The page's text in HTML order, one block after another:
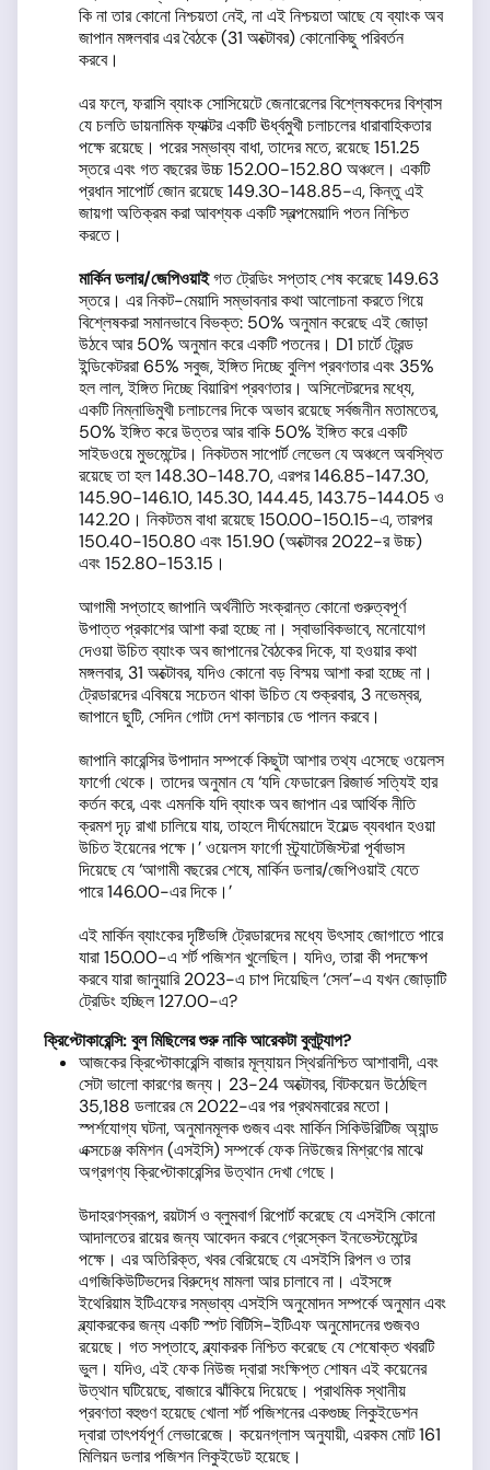
কি না তার কোনো নিশ্চয়তা নেই, না এই নিশ্চয়তা আছে যে ব্যাংক অব
জাপান মঙ্গলবার এর বৈঠকে (31 অক্টোবর) কোনোকিছু পরিবর্তন
করবে।
এর ফলে, ফরাসি ব্যাংক সোসিয়েটে জেনারেলের বিশ্লেষকদের বিশ্বাস
যে চলতি ডায়নামিক ফ্যাক্টর একটি ঊর্ধ্বমুখী চলাচলের ধারাবাহিকতার
পক্ষে রয়েছে। পরের সম্ভাব্য বাধা, তাদের মতে, রয়েছে 151.25
স্তরে এবং গত বছরের উচ্চ 152.00-152.80 অঞ্চলে। একটি
প্রধান সাপোর্ট জোন রয়েছে 149.30-148.85-এ, কিন্তু এই
জায়গা অতিক্রম করা আবশ্যক একটি স্বল্পমেয়াদি পতন নিশ্চিত
করতে।
মার্কিন ডলার/জেপিওয়াইগত ট্রেডিং সপ্তাহ শেষ করেছে 149.63
স্তরে। এর নিকট-মেয়াদি সম্ভাবনার কথা আলোচনা করতে গিয়ে
বিশ্লেষকরা সমানভাবে বিভক্ত: 50% অনুমান করেছে এই জোড়া
উঠবে আর 50% অনুমান করে একটি পতনের। D1 চার্টে ট্রেন্ড
ইন্ডিকেটররা 65% সবুজ, ইঙ্গিত দিচ্ছে বুলিশ প্রবণতার এবং 35%
হল লাল, ইঙ্গিত দিচ্ছে বিয়ারিশ প্রবণতার। অসিলেটরদের মধ্যে,
একটি নিম্নাভিমুখী চলাচলের দিকে অভাব রয়েছে সর্বজনীন মতামতের,
50% ইঙ্গিত করে উত্তর আর বাকি 50% ইঙ্গিত করে একটি
সাইডওয়ে মুভমেন্টের। নিকটতম সাপোর্ট লেভেল যে অঞ্চলে অবস্থিত
রয়েছে তা হল 148.30-148.70, এরপর 146.85-147.30,
145.90-146.10, 145.30, 144.45, 143.75-144.05 ও
142.20। নিকটতম বাধা রয়েছে 150.00-150.15-এ, তারপর
150.40-150.80 এবং 151.90 (অক্টোবর 2022-র উচ্চ)
এবং 152.80-153.15।
আগামী সপ্তাহে জাপানি অর্থনীতি সংক্রান্ত কোনো গুরুত্বপূর্ণ
উপাত্ত প্রকাশের আশা করা হচ্ছে না। স্বাভাবিকভাবে, মনোযোগ
দেওয়া উচিত ব্যাংক অব জাপানের বৈঠকের দিকে, যা হওয়ার কথা
মঙ্গলবার, 31 অক্টোবর, যদিও কোনো বড় বিস্ময় আশা করা হচ্ছে না।
ট্রেডারদের এবিষয়ে সচেতন থাকা উচিত যে শুক্রবার, 3 নভেম্বর,
জাপানে ছুটি, সেদিন গোটা দেশ কালচার ডে পালন করবে।
জাপানি কারেন্সির উপাদান সম্পর্কে কিছুটা আশার তথ্য এসেছে ওয়েলস
ফার্গো থেকে। তাদের অনুমান যে ‘যদি ফেডারেল রিজার্ভ সত্যিই হার
কর্তন করে, এবং এমনকি যদি ব্যাংক অব জাপান এর আর্থিক নীতি
ক্রমশ দৃঢ় রাখা চালিয়ে যায়, তাহলে দীর্ঘমেয়াদে ইয়েল্ড ব্যবধান হওয়া
উচিত ইয়েনের পক্ষে।’ ওয়েলস ফার্গো স্ট্র্যাটেজিস্টরা পূর্বাভাস
দিয়েছে যে ‘আগামী বছরের শেষে, মার্কিন ডলার/জেপিওয়াই যেতে
পারে 146.00-এর দিকে।’
এই মার্কিন ব্যাংকের দৃষ্টিভঙ্গি ট্রেডারদের মধ্যে উৎসাহ জোগাতে পারে
যারা 150.00-এ শর্ট পজিশন খুলেছিল। যদিও, তারা কী পদক্ষেপ
করবে যারা জানুয়ারি 2023-এ চাপ দিয়েছিল ‘সেল’-এ যখন জোড়াটি
ট্রেডিং হচ্ছিল 127.00-এ?
ক্রিপ্টোকারেন্সি:বুল মিছিলের শুরু নাকি আরেকটা বুলট্র্যাপ?
আজকের ক্রিপ্টোকারেন্সি বাজার মূল্যায়ন স্থিরনিশ্চিত আশাবাদী, এবং
সেটা ভালো কারণের জন্য। 23-24 অক্টোবর, বিটকয়েন উঠেছিল
35,188 ডলারের মে 2022-এর পর প্রথমবারের মতো।
স্পর্শযোগ্য ঘটনা, অনুমানমূলক গুজব এবং মার্কিন সিকিউরিটিজ অ্যান্ড
এক্সচেঞ্জ কমিশন (এসইসি) সম্পর্কে ফেক নিউজের মিশ্রণের মাঝে
অগ্রগণ্য ক্রিপ্টোকারেন্সির উত্থান দেখা গেছে।
উদাহরণস্বরূপ, রয়টার্স ও ব্লুমবার্গ রিপোর্ট করেছে যে এসইসি কোনো
আদালতের রায়ের জন্য আবেদন করবে গ্রেস্কেল ইনভেস্টমেন্টের
পক্ষে। এর অতিরিক্ত, খবর বেরিয়েছে যে এসইসি রিপল ও তার
এগজিকিউটিভদের বিরুদ্ধে মামলা আর চালাবে না। এইসঙ্গে
ইথেরিয়াম ইটিএফের সম্ভাব্য এসইসি অনুমোদন সম্পর্কে অনুমান এবং
ব্ল্যাকরকের জন্য একটি স্পট বিটিসি-ইটিএফ অনুমোদনের গুজবও
রয়েছে। গত সপ্তাহে, ব্ল্যাকরক নিশ্চিত করেছে যে শেষোক্ত খবরটি
ভুল। যদিও, এই ফেক নিউজ দ্বারা সংক্ষিপ্ত শোষন এই কয়েনের
উত্থান ঘটিয়েছে, বাজারে ঝাঁকিয়ে দিয়েছে। প্রাথমিক স্থানীয়
প্রবণতা বহুগুণ হয়েছে খোলা শর্ট পজিশনের একগুচ্ছ লিকুইডেশন
দ্বারা তাৎপর্যপূর্ণ লেভারেজে। কয়েনগ্লাস অনুযায়ী, এরকম মোট 161
মিলিয়ন ডলার পজিশন লিকুইডেট হয়েছে।